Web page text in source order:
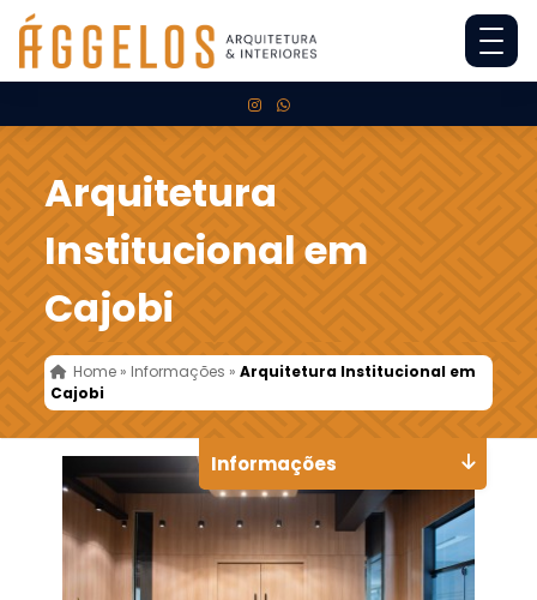
Arquitetura
Institucional em
Cajobi
Home » Informações »Arquitetura Institucional em
Cajobi
Informações